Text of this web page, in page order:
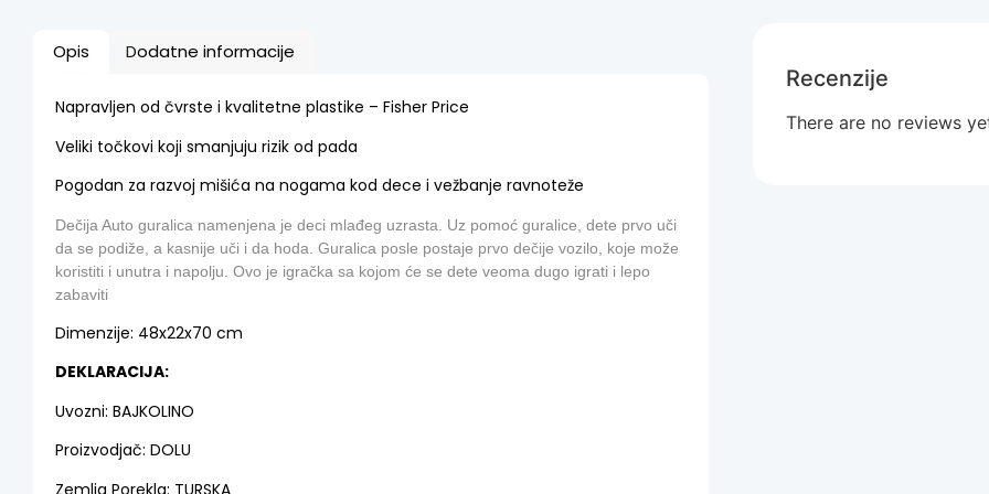
Opis Dodatne informacije
Napravljen od čvrste i kvalitetne plastike – Fisher Price
Veliki točkovi koji smanjuju rizik od pada
Pogodan za razvoj mišića na nogama kod dece i vežbanje ravnoteže
Dečija Auto guralica namenjena je deci mlađeg uzrasta. Uz pomoć guralice, dete prvo uči
da se podiže, a kasnije uči i da hoda. Guralica posle postaje prvo dečije vozilo, koje može
koristiti i unutra i napolju. Ovo je igračka sa kojom će se dete veoma dugo igrati i lepo
zabaviti
Dimenzije: 48x22x70 cm
DEKLARACIJA:
Uvozni: BAJKOLINO
Proizvodjač: DOLU
Zemlja Porekla: TURSKA
Recenzije
There are no reviews